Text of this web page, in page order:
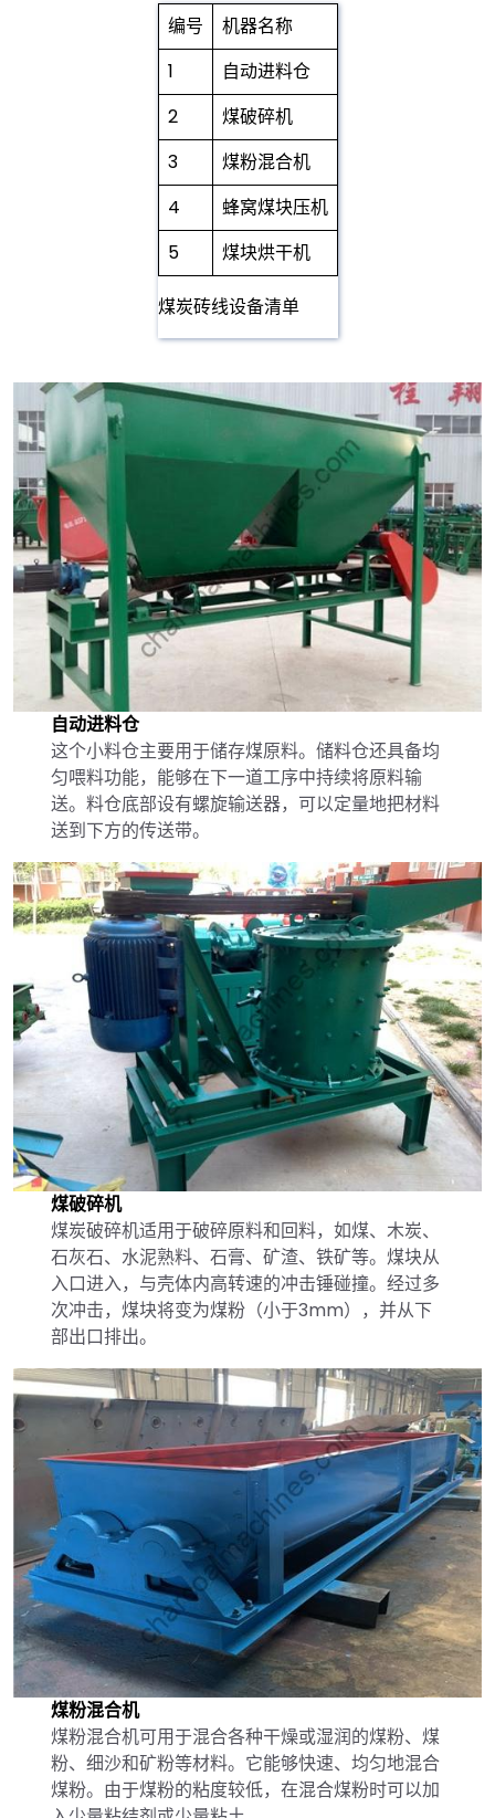
编号
机器名称
1
自动进料仓
2
煤破碎机
3
煤粉混合机
4
蜂窝煤块压机
5
煤块烘干机
煤炭砖线设备清单
自动进料仓
这个小料仓主要用于储存煤原料。储料仓还具备均
匀喂料功能，能够在下一道工序中持续将原料输
送。料仓底部设有螺旋输送器，可以定量地把材料
送到下方的传送带。
煤破碎机
煤炭破碎机适用于破碎原料和回料，如煤、木炭、
石灰石、水泥熟料、石膏、矿渣、铁矿等。煤块从
入口进入，与壳体内高转速的冲击锤碰撞。经过多
次冲击，煤块将变为煤粉（小于3mm），并从下
部出口排出。
煤粉混合机
煤粉混合机可用于混合各种干燥或湿润的煤粉、煤
粉、细沙和矿粉等材料。它能够快速、均匀地混合
煤粉。由于煤粉的粘度较低，在混合煤粉时可以加